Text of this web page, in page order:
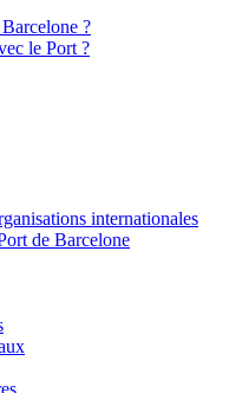
?
le Port ?
internationales
de Barcelone